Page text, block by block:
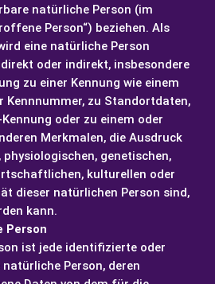
natürliche Person (im
Person“) beziehen. Als
eine natürliche Person
oder indirekt, insbesondere
zu einer Kennung wie einem
Kennnummer, zu Standortdaten,
oder zu einem oder
Merkmalen, die Ausdruck
physiologischen, genetischen,
kulturellen oder
dieser natürlichen Person sind,
kann.
ist jede identifizierte oder
Person, deren